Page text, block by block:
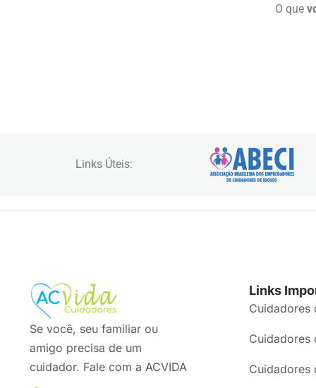
O que
Links Úteis:
Se você, seu familiar ou
amigo precisa de um
cuidador. Fale com a ACVIDA
Links
Cuidadores
Cuidadores
Cuidadores